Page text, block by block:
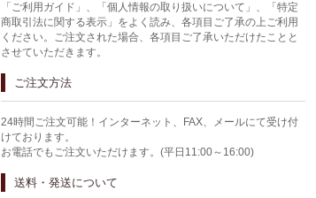
「ご利用ガイド」、「個人情報の取り扱いについて」、「特定
商取引法に関する表示」をよく読み、各項目ご了承の上ご利用
ください。ご注文された場合、各項目ご了承いただけたことと
させていただきます。
ご注文方法
24時間ご注文可能！インターネット、FAX、メールにて受け付
けております。
お電話でもご注文いただけます。(平日11:00～16:00)
送料・発送について